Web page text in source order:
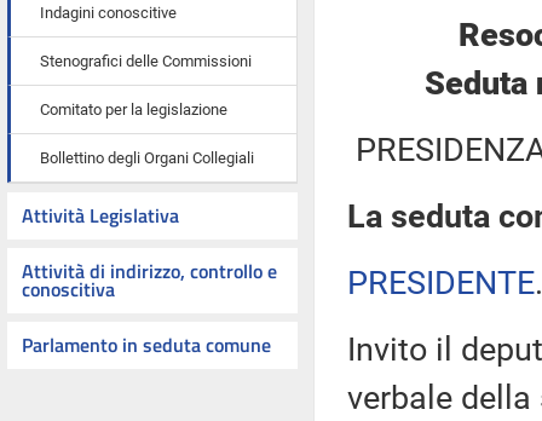
Indagini conoscitive
Stenografici delle Commissioni
Comitato per la legislazione
Bollettino degli Organi Collegiali
Attività Legislativa
Attività di indirizzo, controllo e
conoscitiva
Parlamento in seduta comune
Seduta
La seduta
PRESIDENTE
Invito il
verbale della